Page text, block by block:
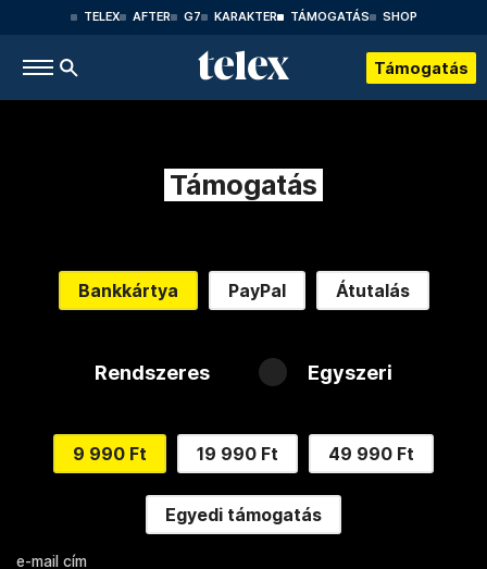
TELEX AFTER G7 KARAKTER TÁMOGATÁS SHOP
Támogatás
Támogatás
Bankkártya PayPal Átutalás
Rendszeres Egyszeri
9 990 Ft 19 990 Ft 49 990 Ft
Egyedi támogatás
e-mail cím